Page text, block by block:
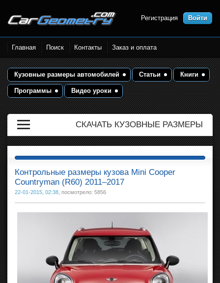
Размеры кузова автомобилей.
Контрольные точки и кузовные
размеры. Геометрия кузова
Регистрация Войти
Главная Поиск Контакты Заказ и оплата
Кузовные размеры автомобилей Статьи Книги
Программы Видео уроки
СКАЧАТЬ КУЗОВНЫЕ РАЗМЕРЫ
Контрольные размеры кузова Mini Cooper
Countryman (R60) 2011–2017
22-01-2015, 02:38 , посмотрело: 5856